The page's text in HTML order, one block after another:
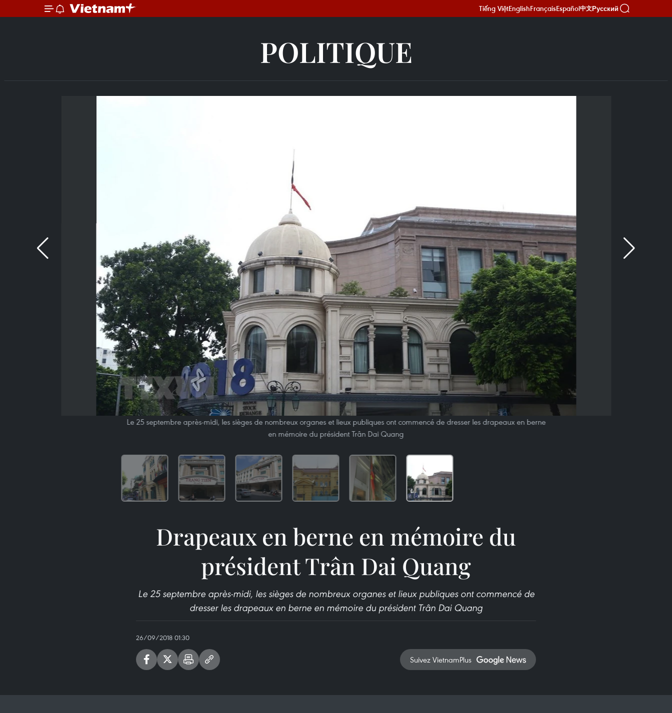
Tiếng ViệtEnglishFrançaisEspañol中文Русский
POLITIQUE
Le 25 septembre après-midi, les sièges de nombreux organes et lieux publiques ont commencé de dresser les drapeaux en berne
en mémoire du président Trân Dai Quang
Drapeaux en berne en mémoire du
président Trân Dai Quang
Le 25 septembre après-midi, les sièges de nombreux organes et lieux publiques ont commencé de
dresser les drapeaux en berne en mémoire du président Trân Dai Quang
26/09/2018 01:30
Suivez VietnamPlus